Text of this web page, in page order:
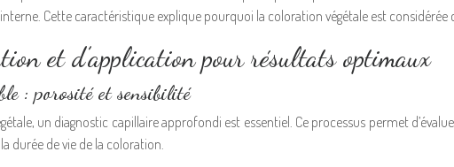
Cette caractéristique explique pourquoi la coloration végétale est
et d’application pour résultats optimaux
: porosité et sensibilité
un diagnostic capillaire approfondi est essentiel. Ce processus permet
durée de vie de la coloration.